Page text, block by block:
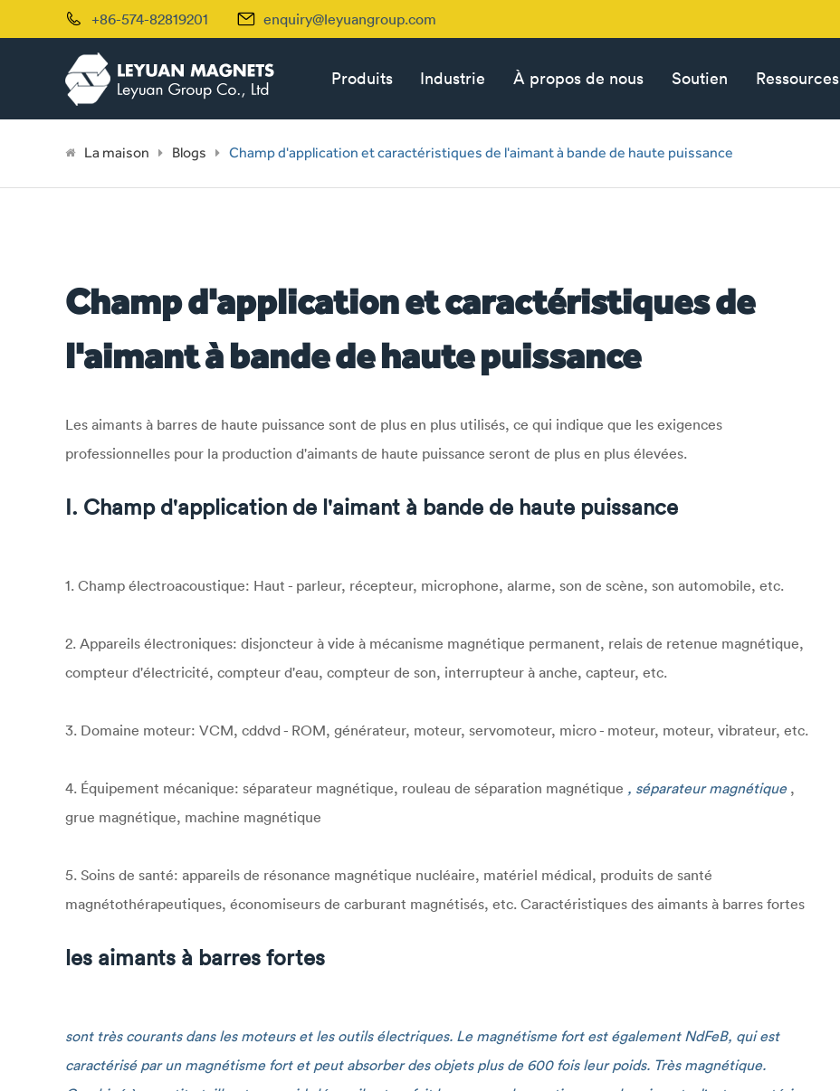
 +86-574-82819201  enquiry@leyuangroup.com
Produits Industrie À propos de nous Soutien Ressources
La maison Blogs Champ d'application et caractéristiques de l'aimant à bande de haute puissance
Champ d'application et caractéristiques de
l'aimant à bande de haute puissance
Les aimants à barres de haute puissance sont de plus en plus utilisés, ce qui indique que les exigences
professionnelles pour la production d'aimants de haute puissance seront de plus en plus élevées.
I. Champ d'application de l'aimant à bande de haute puissance
1. Champ électroacoustique: Haut - parleur, récepteur, microphone, alarme, son de scène, son automobile, etc.
2. Appareils électroniques: disjoncteur à vide à mécanisme magnétique permanent, relais de retenue magnétique,
compteur d'électricité, compteur d'eau, compteur de son, interrupteur à anche, capteur, etc.
3. Domaine moteur: VCM, cddvd - ROM, générateur, moteur, servomoteur, micro - moteur, moteur, vibrateur, etc.
4. Équipement mécanique: séparateur magnétique, rouleau de séparation magnétique , séparateur magnétique ,
grue magnétique, machine magnétique
5. Soins de santé: appareils de résonance magnétique nucléaire, matériel médical, produits de santé
magnétothérapeutiques, économiseurs de carburant magnétisés, etc. Caractéristiques des aimants à barres fortes
les aimants à barres fortes
sont très courants dans les moteurs et les outils électriques. Le magnétisme fort est également NdFeB, qui est
caractérisé par un magnétisme fort et peut absorber des objets plus de 600 fois leur poids. Très magnétique.